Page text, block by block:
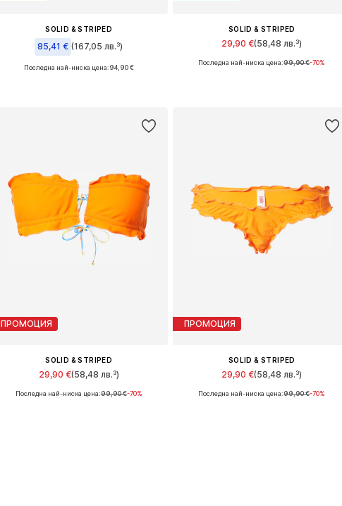
SOLID & STRIPED
85,41 € (167,05 лв.³)
Налични размери: S, M, L
Последна най-ниска цена:94,90 €
SOLID & STRIPED
29,90 €(58,48 лв.³)
Налични размери: M, L
Последна най-ниска цена:99,90 €-70%
ПРОМОЦИЯ
SOLID & STRIPED
29,90 €(58,48 лв.³)
Налични размери: 90
Последна най-ниска цена:99,90 €-70%
ПРОМОЦИЯ
SOLID & STRIPED
29,90 €(58,48 лв.³)
Налични размери: S
Последна най-ниска цена:99,90 €-70%